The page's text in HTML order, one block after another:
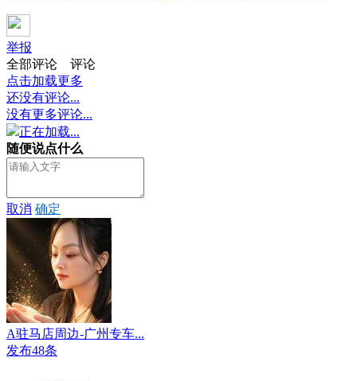
举报
全部评论
评论
点击加载更多
还没有评论...
没有更多评论...
正在加载...
随便说点什么
取消 确定
A驻马店周边-广州专车...
发布48条